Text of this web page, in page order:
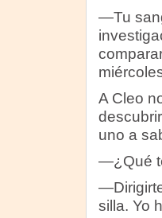
—Tu
A Cleo
uno a
—¿Qué
silla. Yo